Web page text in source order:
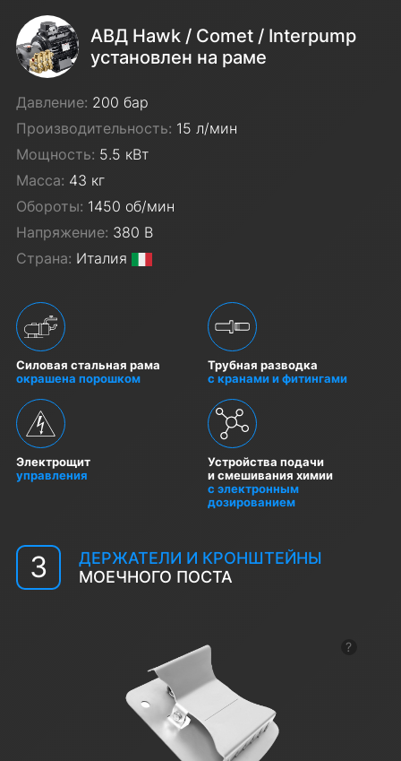
АВД Hawk / Comet / Interpump
установлен на раме
Давление: 200 бар
Производительность: 15 л/мин
Мощность: 5.5 кВт
Масса: 43 кг
Обороты: 1450 об/мин
Напряжение: 380 В
Страна: Италия
Силовая стальная рама
окрашена порошком
Трубная разводка
с кранами и фитингами
Электрощит
управления
Устройства подачи
и смешивания химии
с электронным
дозированием
3
ДЕРЖАТЕЛИ И КРОНШТЕЙНЫ
МОЕЧНОГО ПОСТА